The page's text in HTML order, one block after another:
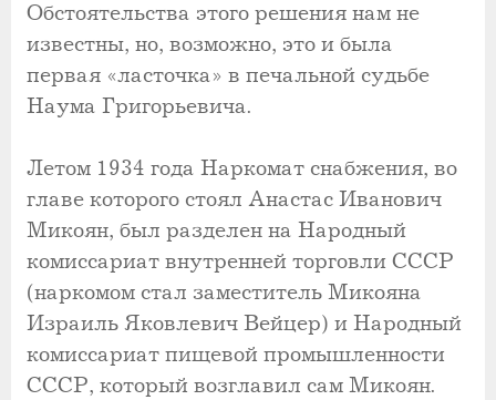
Обстоятельства этого решения нам не
известны, но, возможно, это и была
первая «ласточка» в печальной судьбе
Наума Григорьевича.
Летом 1934 года Наркомат снабжения, во
главе которого стоял Анастас Иванович
Микоян, был разделен на Народный
комиссариат внутренней торговли СССР
(наркомом стал заместитель Микояна
Израиль Яковлевич Вейцер) и Народный
комиссариат пищевой промышленности
СССР, который возглавил сам Микоян.